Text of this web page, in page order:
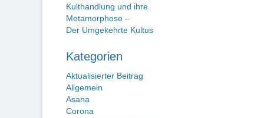
Kulthandlung und ihre
Metamorphose –
Der Umgekehrte Kultus
Kategorien
Aktualisierter Beitrag
Allgemein
Asana
Corona